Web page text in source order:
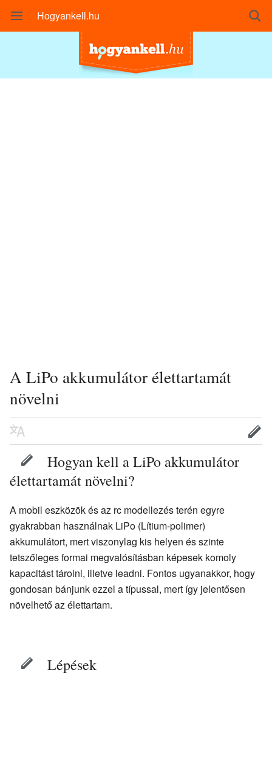
Hogyankell.hu
A LiPo akkumulátor élettartamát
növelni
Hogyan kell a LiPo akkumulátor
élettartamát növelni?
A mobil eszközök és az rc modellezés terén egyre
gyakrabban használnak LiPo (Lítium-polimer)
akkumulátort, mert viszonylag kis helyen és szinte
tetszőleges formai megvalósításban képesek komoly
kapacitást tárolni, illetve leadni. Fontos ugyanakkor, hogy
gondosan bánjunk ezzel a típussal, mert így jelentősen
növelhető az élettartam.
Lépések